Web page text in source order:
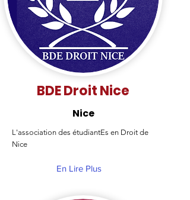
BDE Droit Nice
Nice
L'association des étudiantEs en Droit de
Nice
En Lire Plus